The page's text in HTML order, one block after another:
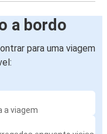
a bordo
para uma viagem
a viagem